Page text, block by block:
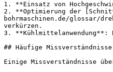
1. **Einsatz von
2. **Optimierung der
bohrmaschinen.de/glossar/
verkürzen.
3. **Kühlmittelanwendung**:
## Häufige
Einige Missverständnisse